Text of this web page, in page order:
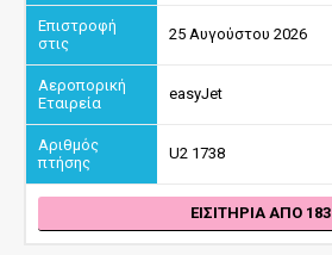
25 Αυγούστου 2026
easyJet
U2 1738
ΕΙΣΙΤΉΡΙΑ ΑΠΌ 183